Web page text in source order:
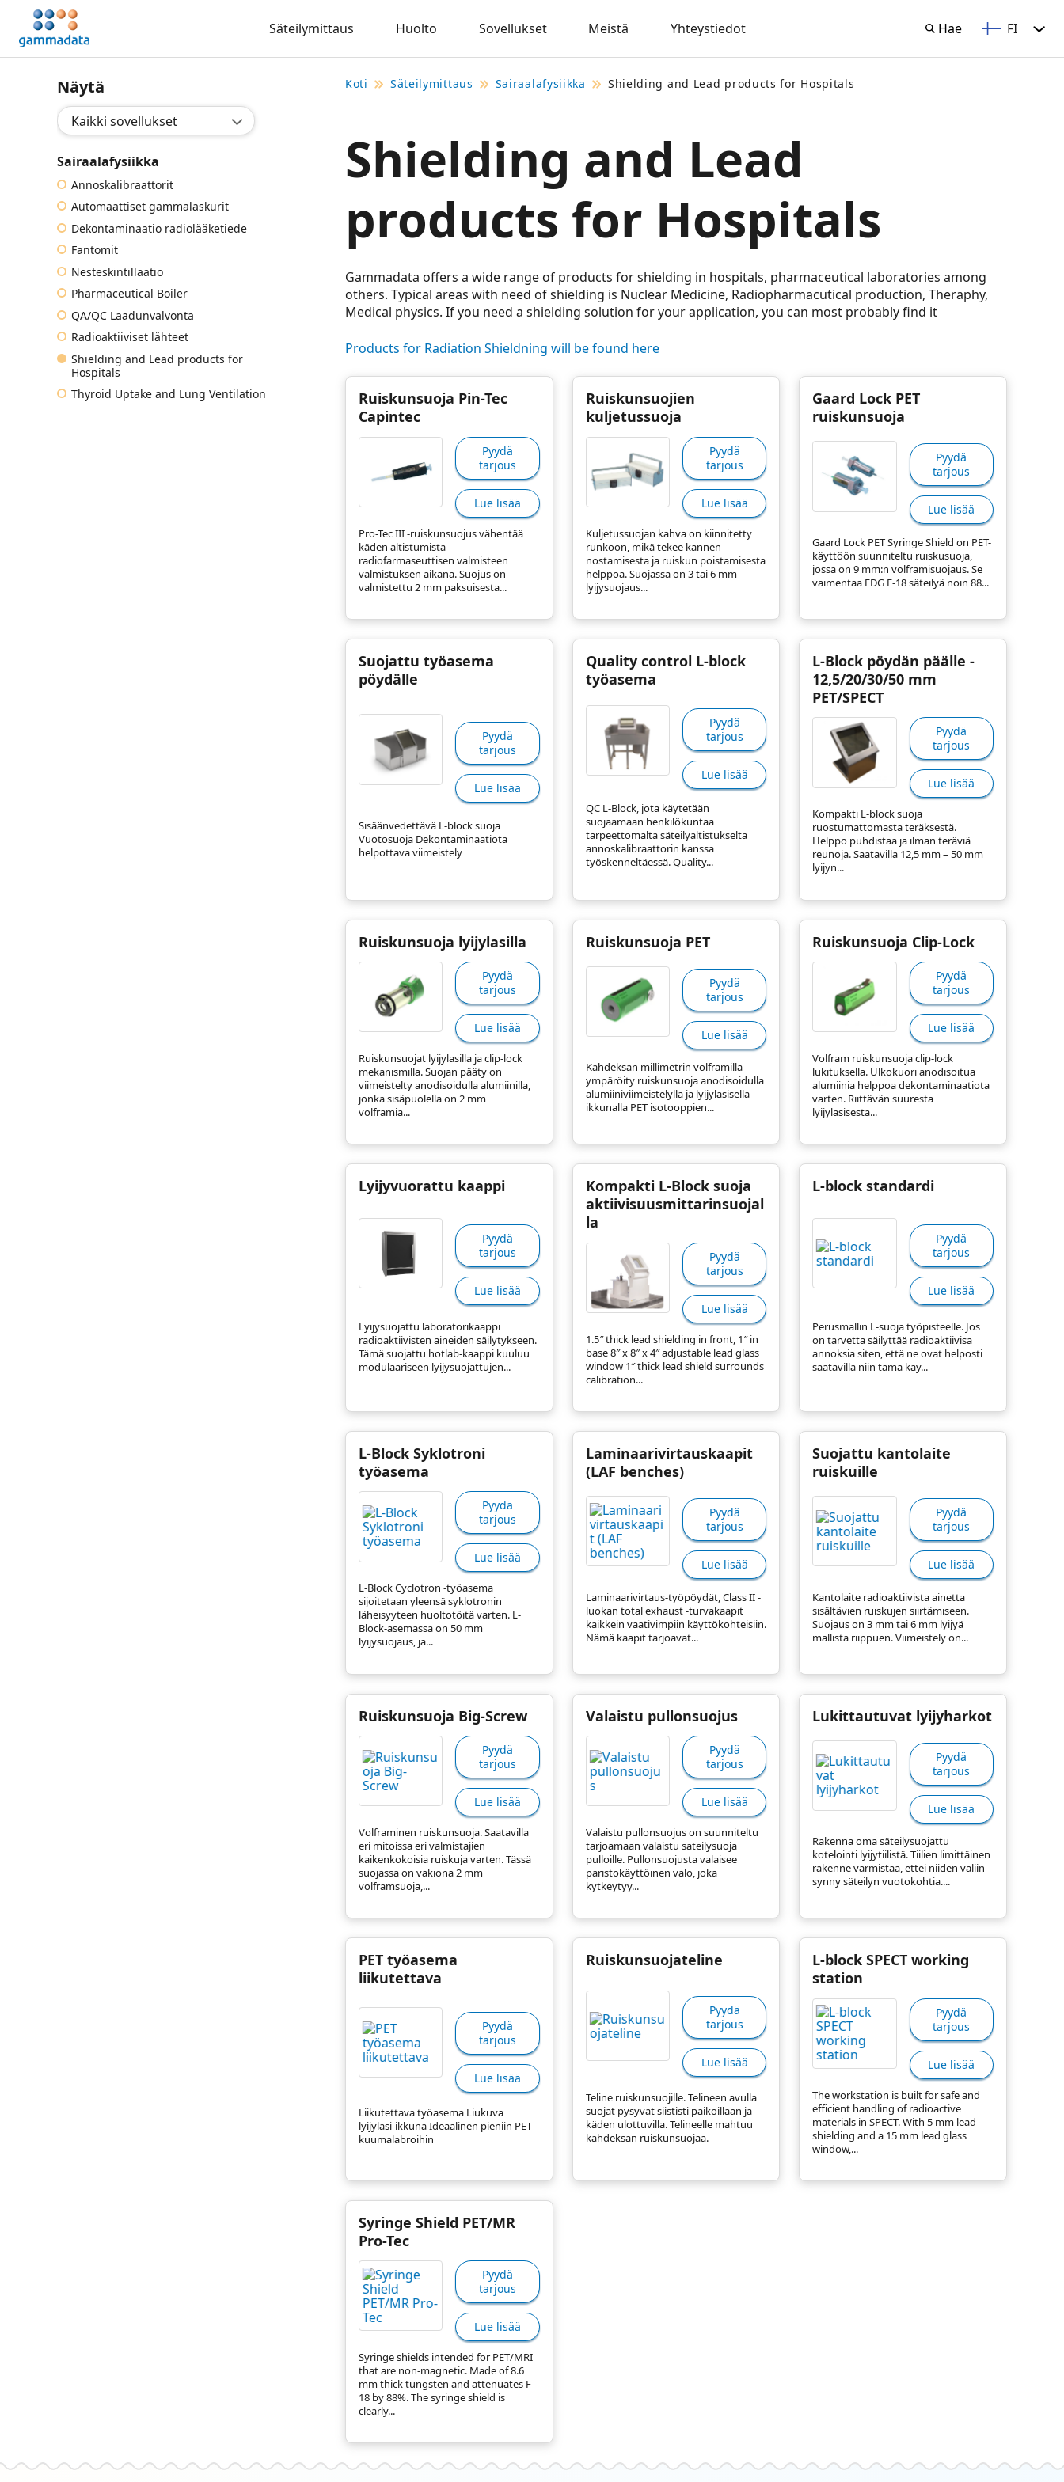
Siirry
pääsisältöönt
Säteilymittaus Huolto Sovellukset Meistä Yhteystiedot Hae
Hae Suomi
FI
Näytä
Valitse sovellus:
Sairaalafysiikka
Annoskalibraattorit
Automaattiset gammalaskurit
Dekontaminaatio radiolääketiede
Fantomit
Nesteskintillaatio
Pharmaceutical Boiler
QA/QC Laadunvalvonta
Radioaktiiviset lähteet
Shielding and Lead products for
Hospitals
Thyroid Uptake and Lung Ventilation
Koti Säteilymittaus Sairaalafysiikka Shielding and Lead products for Hospitals
Shielding and Lead
products for Hospitals
Gammadata offers a wide range of products for shielding in hospitals, pharmaceutical laboratories among
others. Typical areas with need of shielding is Nuclear Medicine, Radiopharmacutical production, Theraphy,
Medical physics. If you need a shielding solution for your application, you can most probably find it
Products for Radiation Shieldning will be found here
Ruiskunsuoja Pin-Tec
Capintec
Pro-Tec III -ruiskunsuojus vähentää
käden altistumista
radiofarmaseuttisen valmisteen
valmistuksen aikana. Suojus on
valmistettu 2 mm paksuisesta...
Pyydä
tarjous
Lue lisää
Ruiskunsuojien
kuljetussuoja
Kuljetussuojan kahva on kiinnitetty
runkoon, mikä tekee kannen
nostamisesta ja ruiskun poistamisesta
helppoa. Suojassa on 3 tai 6 mm
lyijysuojaus...
Pyydä
tarjous
Lue lisää
Gaard Lock PET
ruiskunsuoja
Gaard Lock PET Syringe Shield on PET-
käyttöön suunniteltu ruiskusuoja,
jossa on 9 mm:n volframisuojaus. Se
vaimentaa FDG F-18 säteilyä noin 88...
Pyydä
tarjous
Lue lisää
Suojattu työasema
pöydälle
Sisäänvedettävä L-block suoja
Vuotosuoja Dekontaminaatiota
helpottava viimeistely
Pyydä
tarjous
Lue lisää
Quality control L-block
työasema
QC L-Block, jota käytetään
suojaamaan henkilökuntaa
tarpeettomalta säteilyaltistukselta
annoskalibraattorin kanssa
työskenneltäessä. Quality...
Pyydä
tarjous
Lue lisää
L-Block pöydän päälle -
12,5/20/30/50 mm
PET/SPECT
Kompakti L-block suoja
ruostumattomasta teräksestä.
Helppo puhdistaa ja ilman teräviä
reunoja. Saatavilla 12,5 mm – 50 mm
lyijyn...
Pyydä
tarjous
Lue lisää
Ruiskunsuoja lyijylasilla
Ruiskunsuojat lyijylasilla ja clip-lock
mekanismilla. Suojan pääty on
viimeistelty anodisoidulla alumiinilla,
jonka sisäpuolella on 2 mm
volframia...
Pyydä
tarjous
Lue lisää
Ruiskunsuoja PET
Kahdeksan millimetrin volframilla
ympäröity ruiskunsuoja anodisoidulla
alumiiniviimeistelyllä ja lyijylasisella
ikkunalla PET isotooppien...
Pyydä
tarjous
Lue lisää
Ruiskunsuoja Clip-Lock
Volfram ruiskunsuoja clip-lock
lukituksella. Ulkokuori anodisoitua
alumiinia helppoa dekontaminaatiota
varten. Riittävän suuresta
lyijylasisesta...
Pyydä
tarjous
Lue lisää
Lyijyvuorattu kaappi
Lyijysuojattu laboratorikaappi
radioaktiivisten aineiden säilytykseen.
Tämä suojattu hotlab-kaappi kuuluu
modulaariseen lyijysuojattujen...
Pyydä
tarjous
Lue lisää
Kompakti L-Block suoja
aktiivisuusmittarinsuojal
la
1.5″ thick lead shielding in front, 1″ in
base 8″ x 8″ x 4″ adjustable lead glass
window 1″ thick lead shield surrounds
calibration...
Pyydä
tarjous
Lue lisää
L-block standardi
Perusmallin L-suoja työpisteelle. Jos
on tarvetta säilyttää radioaktiivisa
annoksia siten, että ne ovat helposti
saatavilla niin tämä käy...
Pyydä
tarjous
Lue lisää
L-Block Syklotroni
työasema
L-Block Cyclotron -työasema
sijoitetaan yleensä syklotronin
läheisyyteen huoltotöitä varten. L-
Block-asemassa on 50 mm
lyijysuojaus, ja...
Pyydä
tarjous
Lue lisää
Laminaarivirtauskaapit
(LAF benches)
Laminaarivirtaus-työpöydät, Class II -
luokan total exhaust -turvakaapit
kaikkein vaativimpiin käyttökohteisiin.
Nämä kaapit tarjoavat...
Pyydä
tarjous
Lue lisää
Suojattu kantolaite
ruiskuille
Kantolaite radioaktiivista ainetta
sisältävien ruiskujen siirtämiseen.
Suojaus on 3 mm tai 6 mm lyijyä
mallista riippuen. Viimeistely on...
Pyydä
tarjous
Lue lisää
Ruiskunsuoja Big-Screw
Volframinen ruiskunsuoja. Saatavilla
eri mitoissa eri valmistajien
kaikenkokoisia ruiskuja varten. Tässä
suojassa on vakiona 2 mm
volframsuoja,...
Pyydä
tarjous
Lue lisää
Valaistu pullonsuojus
Valaistu pullonsuojus on suunniteltu
tarjoamaan valaistu säteilysuoja
pulloille. Pullonsuojusta valaisee
paristokäyttöinen valo, joka
kytkeytyy...
Pyydä
tarjous
Lue lisää
Lukittautuvat lyijyharkot
Rakenna oma säteilysuojattu
kotelointi lyijytiilistä. Tiilien limittäinen
rakenne varmistaa, ettei niiden väliin
synny säteilyn vuotokohtia....
Pyydä
tarjous
Lue lisää
PET työasema
liikutettava
Liikutettava työasema Liukuva
lyijylasi-ikkuna Ideaalinen pieniin PET
kuumalabroihin
Pyydä
tarjous
Lue lisää
Ruiskunsuojateline
Teline ruiskunsuojille. Telineen avulla
suojat pysyvät siististi paikoillaan ja
käden ulottuvilla. Telineelle mahtuu
kahdeksan ruiskunsuojaa.
Pyydä
tarjous
Lue lisää
L-block SPECT working
station
The workstation is built for safe and
efficient handling of radioactive
materials in SPECT. With 5 mm lead
shielding and a 15 mm lead glass
window,...
Pyydä
tarjous
Lue lisää
Syringe Shield PET/MR
Pro-Tec
Syringe shields intended for PET/MRI
that are non-magnetic. Made of 8.6
mm thick tungsten and attenuates F-
18 by 88%. The syringe shield is
clearly...
Pyydä
tarjous
Lue lisää